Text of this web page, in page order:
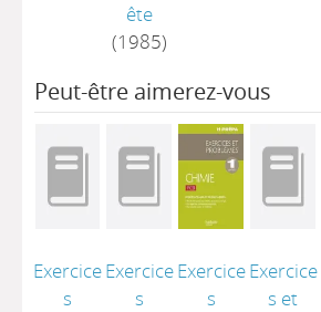
ête
(1985)
Peut-être aimerez-vous
Exercice
s
Exercice
s
Exercice
s
Exercice
s et